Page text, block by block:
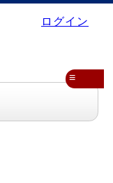
ログイン
≡